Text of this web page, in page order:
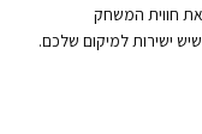
חווית המשחק
ישירות למיקום שלכם.